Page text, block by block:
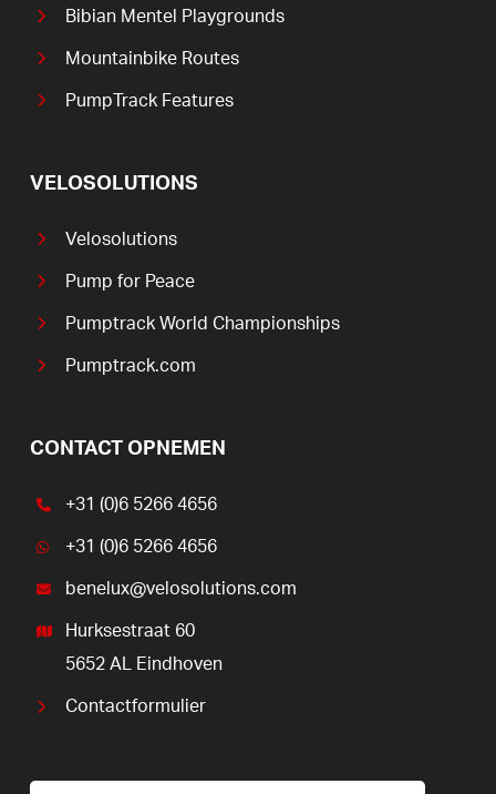
Bibian Mentel Playgrounds
Mountainbike Routes
PumpTrack Features
VELOSOLUTIONS
Velosolutions
Pump for Peace
Pumptrack World Championships
Pumptrack.com
CONTACT OPNEMEN
+31 (0)6 5266 4656
+31 (0)6 5266 4656
benelux@velosolutions.com
Hurksestraat 60
5652 AL Eindhoven
Contactformulier